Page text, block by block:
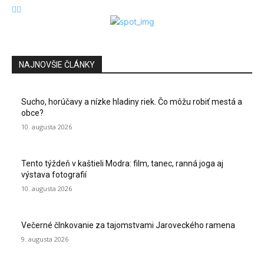
NAJNOVŠIE ČLÁNKY
Sucho, horúčavy a nízke hladiny riek. Čo môžu robiť mestá a
obce?
10. augusta 2026
Tento týždeň v kaštieli Modra: film, tanec, ranná joga aj
výstava fotografií
10. augusta 2026
Večerné člnkovanie za tajomstvami Jaroveckého ramena
9. augusta 2026